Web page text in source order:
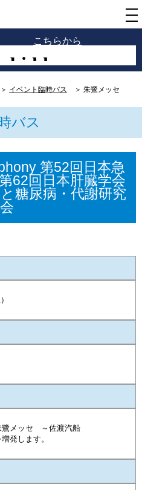
こちらから
イベント臨時バス ＞ 朱鷺メッセ
バス
第52回日本急
62回日本肝臓学会
糖尿病・代謝研究
会
メッセ ～佐渡汽船
発します。